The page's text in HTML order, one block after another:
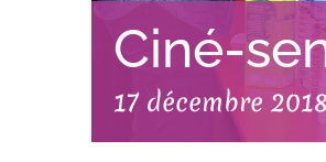
Ciné-
17 décembre